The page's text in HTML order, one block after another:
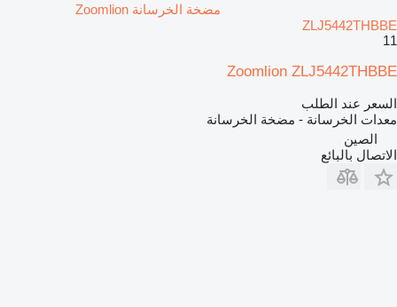
مضخة الخرسانة Zoomlion
ZLJ5442THBBE
11
Zoomlion ZLJ5442THBBE
السعر عند الطلب
معدات الخرسانة - مضخة الخرسانة
الصين
الاتصال بالبائع